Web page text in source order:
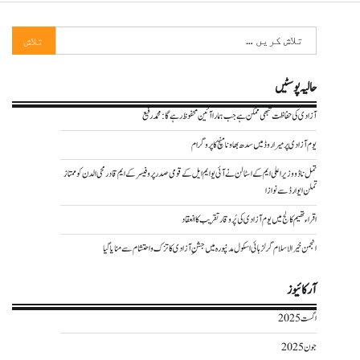
تلاش
کریں
برائے:
حالیہ پوسٹیں
آزادی کی حفاظت تبھی ممکن ہے جب ہمارا آئین محفوظ رہے گا : محمد رفیع
یوم آزادی پر میراروڈ میں سدھ بھاونا منچ کا پروگرام
تمل ناڈو وزیر اعلی ایم کے اسٹالن نے آئی یو ایم ایل کے قومی صدر پروفیسر کے ایم قادرمحی الدن کو ممتاز
تملن ایوارڈ سے نوازا
اقراء تھیم کالج میں یوم آزادی کی پُر وقار تقریب کا انعقاد
انجمن خیر الاسلام گرلز ہائی اسکول مدنپورہ میں جشنِ آزادی کا تزک و احتشام سے منایا گیا
آرکائیوز
اگست 2025
جون 2025